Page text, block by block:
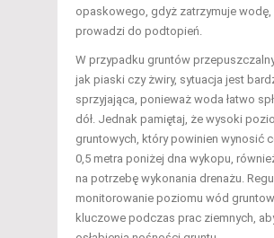
opaskowego, gdyż zatrzymuje wodę,
prowadzi do podtopień.
W przypadku gruntów
jak piaski czy żwiry, sytuacja jest
sprzyjająca, ponieważ woda łatwo
dół. Jednak pamiętaj, że wysoki
gruntowych, który powinien wynosić
0,5 metra poniżej dna wykopu,
na potrzebę wykonania drenażu.
monitorowanie poziomu wód
kluczowe podczas prac ziemnych,